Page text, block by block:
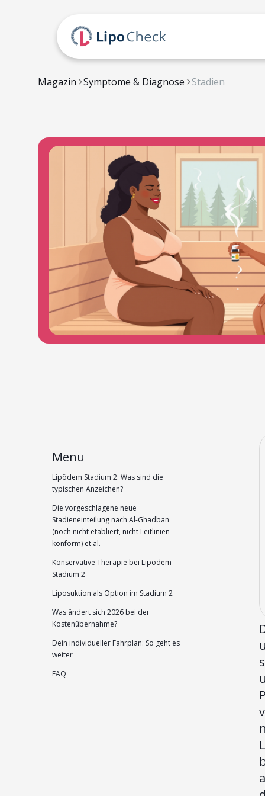
Magazin Symptome & Diagnose
Stadien
Menu
Lipödem Stadium 2: Was sind die
typischen Anzeichen?
Die vorgeschlagene neue
Stadieneinteilung nach Al-Ghadban
(noch nicht etabliert, nicht Leitlinien-
konform) et al.
Konservative Therapie bei Lipödem
Stadium 2
Liposuktion als Option im Stadium 2
Was ändert sich 2026 bei der
Kostenübernahme?
Dein individueller Fahrplan: So geht es
weiter
FAQ